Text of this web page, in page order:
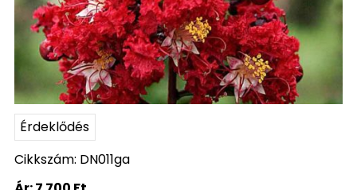
Érdeklődés
Cikkszám: DN011ga